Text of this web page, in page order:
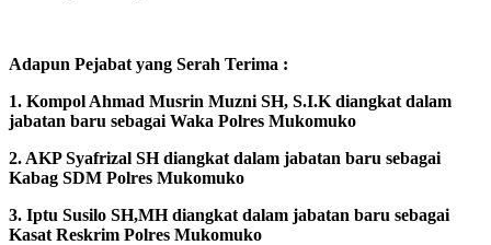
Adapun Pejabat yang Serah Terima :
1. Kompol Ahmad Musrin Muzni SH, S.I.K diangkat dalam
jabatan baru sebagai Waka Polres Mukomuko
2. AKP Syafrizal SH diangkat dalam jabatan baru sebagai
Kabag SDM Polres Mukomuko
3. Iptu Susilo SH,MH diangkat dalam jabatan baru sebagai
Kasat Reskrim Polres Mukomuko